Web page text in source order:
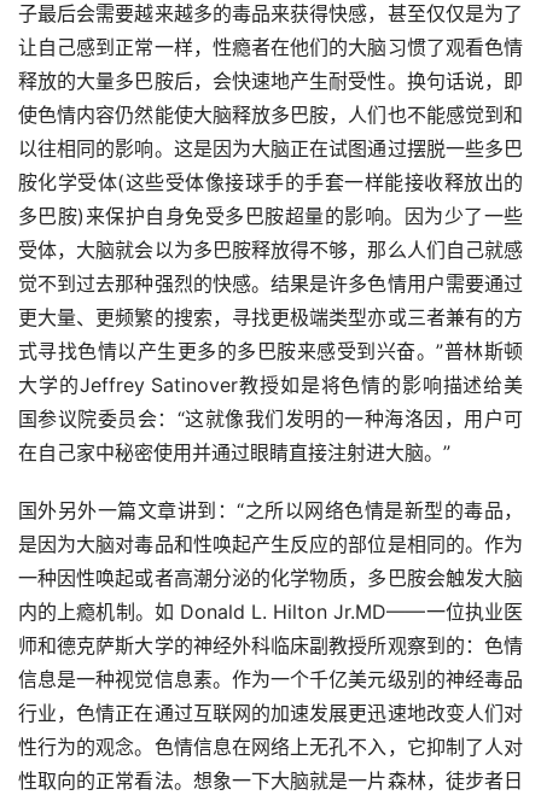
子最后会需要越来越多的毒品来获得快感，甚至仅仅是为了
让自己感到正常一样，性瘾者在他们的大脑习惯了观看色情
释放的大量多巴胺后，会快速地产生耐受性。换句话说，即
使色情内容仍然能使大脑释放多巴胺，人们也不能感觉到和
以往相同的影响。这是因为大脑正在试图通过摆脱一些多巴
胺化学受体(这些受体像接球手的手套一样能接收释放出的
多巴胺)来保护自身免受多巴胺超量的影响。因为少了一些
受体，大脑就会以为多巴胺释放得不够，那么人们自己就感
觉不到过去那种强烈的快感。结果是许多色情用户需要通过
更大量、更频繁的搜索，寻找更极端类型亦或三者兼有的方
式寻找色情以产生更多的多巴胺来感受到兴奋。”普林斯顿
大学的Jeffrey Satinover教授如是将色情的影响描述给美
国参议院委员会：“这就像我们发明的一种海洛因，用户可
在自己家中秘密使用并通过眼睛直接注射进大脑。”
国外另外一篇文章讲到：“之所以网络色情是新型的毒品，
是因为大脑对毒品和性唤起产生反应的部位是相同的。作为
一种因性唤起或者高潮分泌的化学物质，多巴胺会触发大脑
内的上瘾机制。如 Donald L. Hilton Jr.MD——一位执业医
师和德克萨斯大学的神经外科临床副教授所观察到的：色情
信息是一种视觉信息素。作为一个千亿美元级别的神经毒品
行业，色情正在通过互联网的加速发展更迅速地改变人们对
性行为的观念。色情信息在网络上无孔不入，它抑制了人对
性取向的正常看法。想象一下大脑就是一片森林，徒步者日